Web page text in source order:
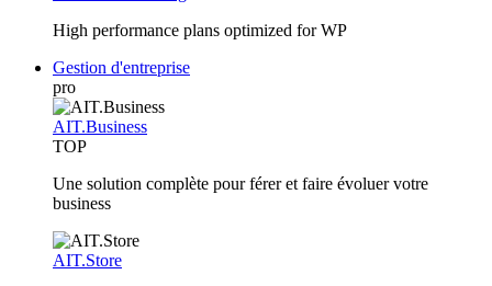
High performance plans optimized for WP
Gestion d'entreprise
pro
AIT.Business
TOP
Une solution complète pour férer et faire évoluer votre
business
AIT.Store